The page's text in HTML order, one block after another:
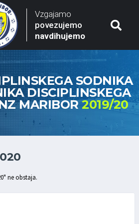
Vzgajamo
povezujemo
navdihujemo
SODNIKA
DISCIPLINSKEGA
MARIBOR2019/20
ne obstaja.